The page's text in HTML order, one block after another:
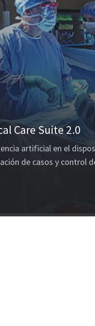
Care Suite 2.0
artificial en el
de casos y control